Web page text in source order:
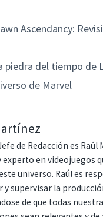
Ascendancy:
piedra del tiempo de
de Marvel
de Redacción es Raúl
en videojuegos
universo. Raúl es
y supervisar la
de que todas